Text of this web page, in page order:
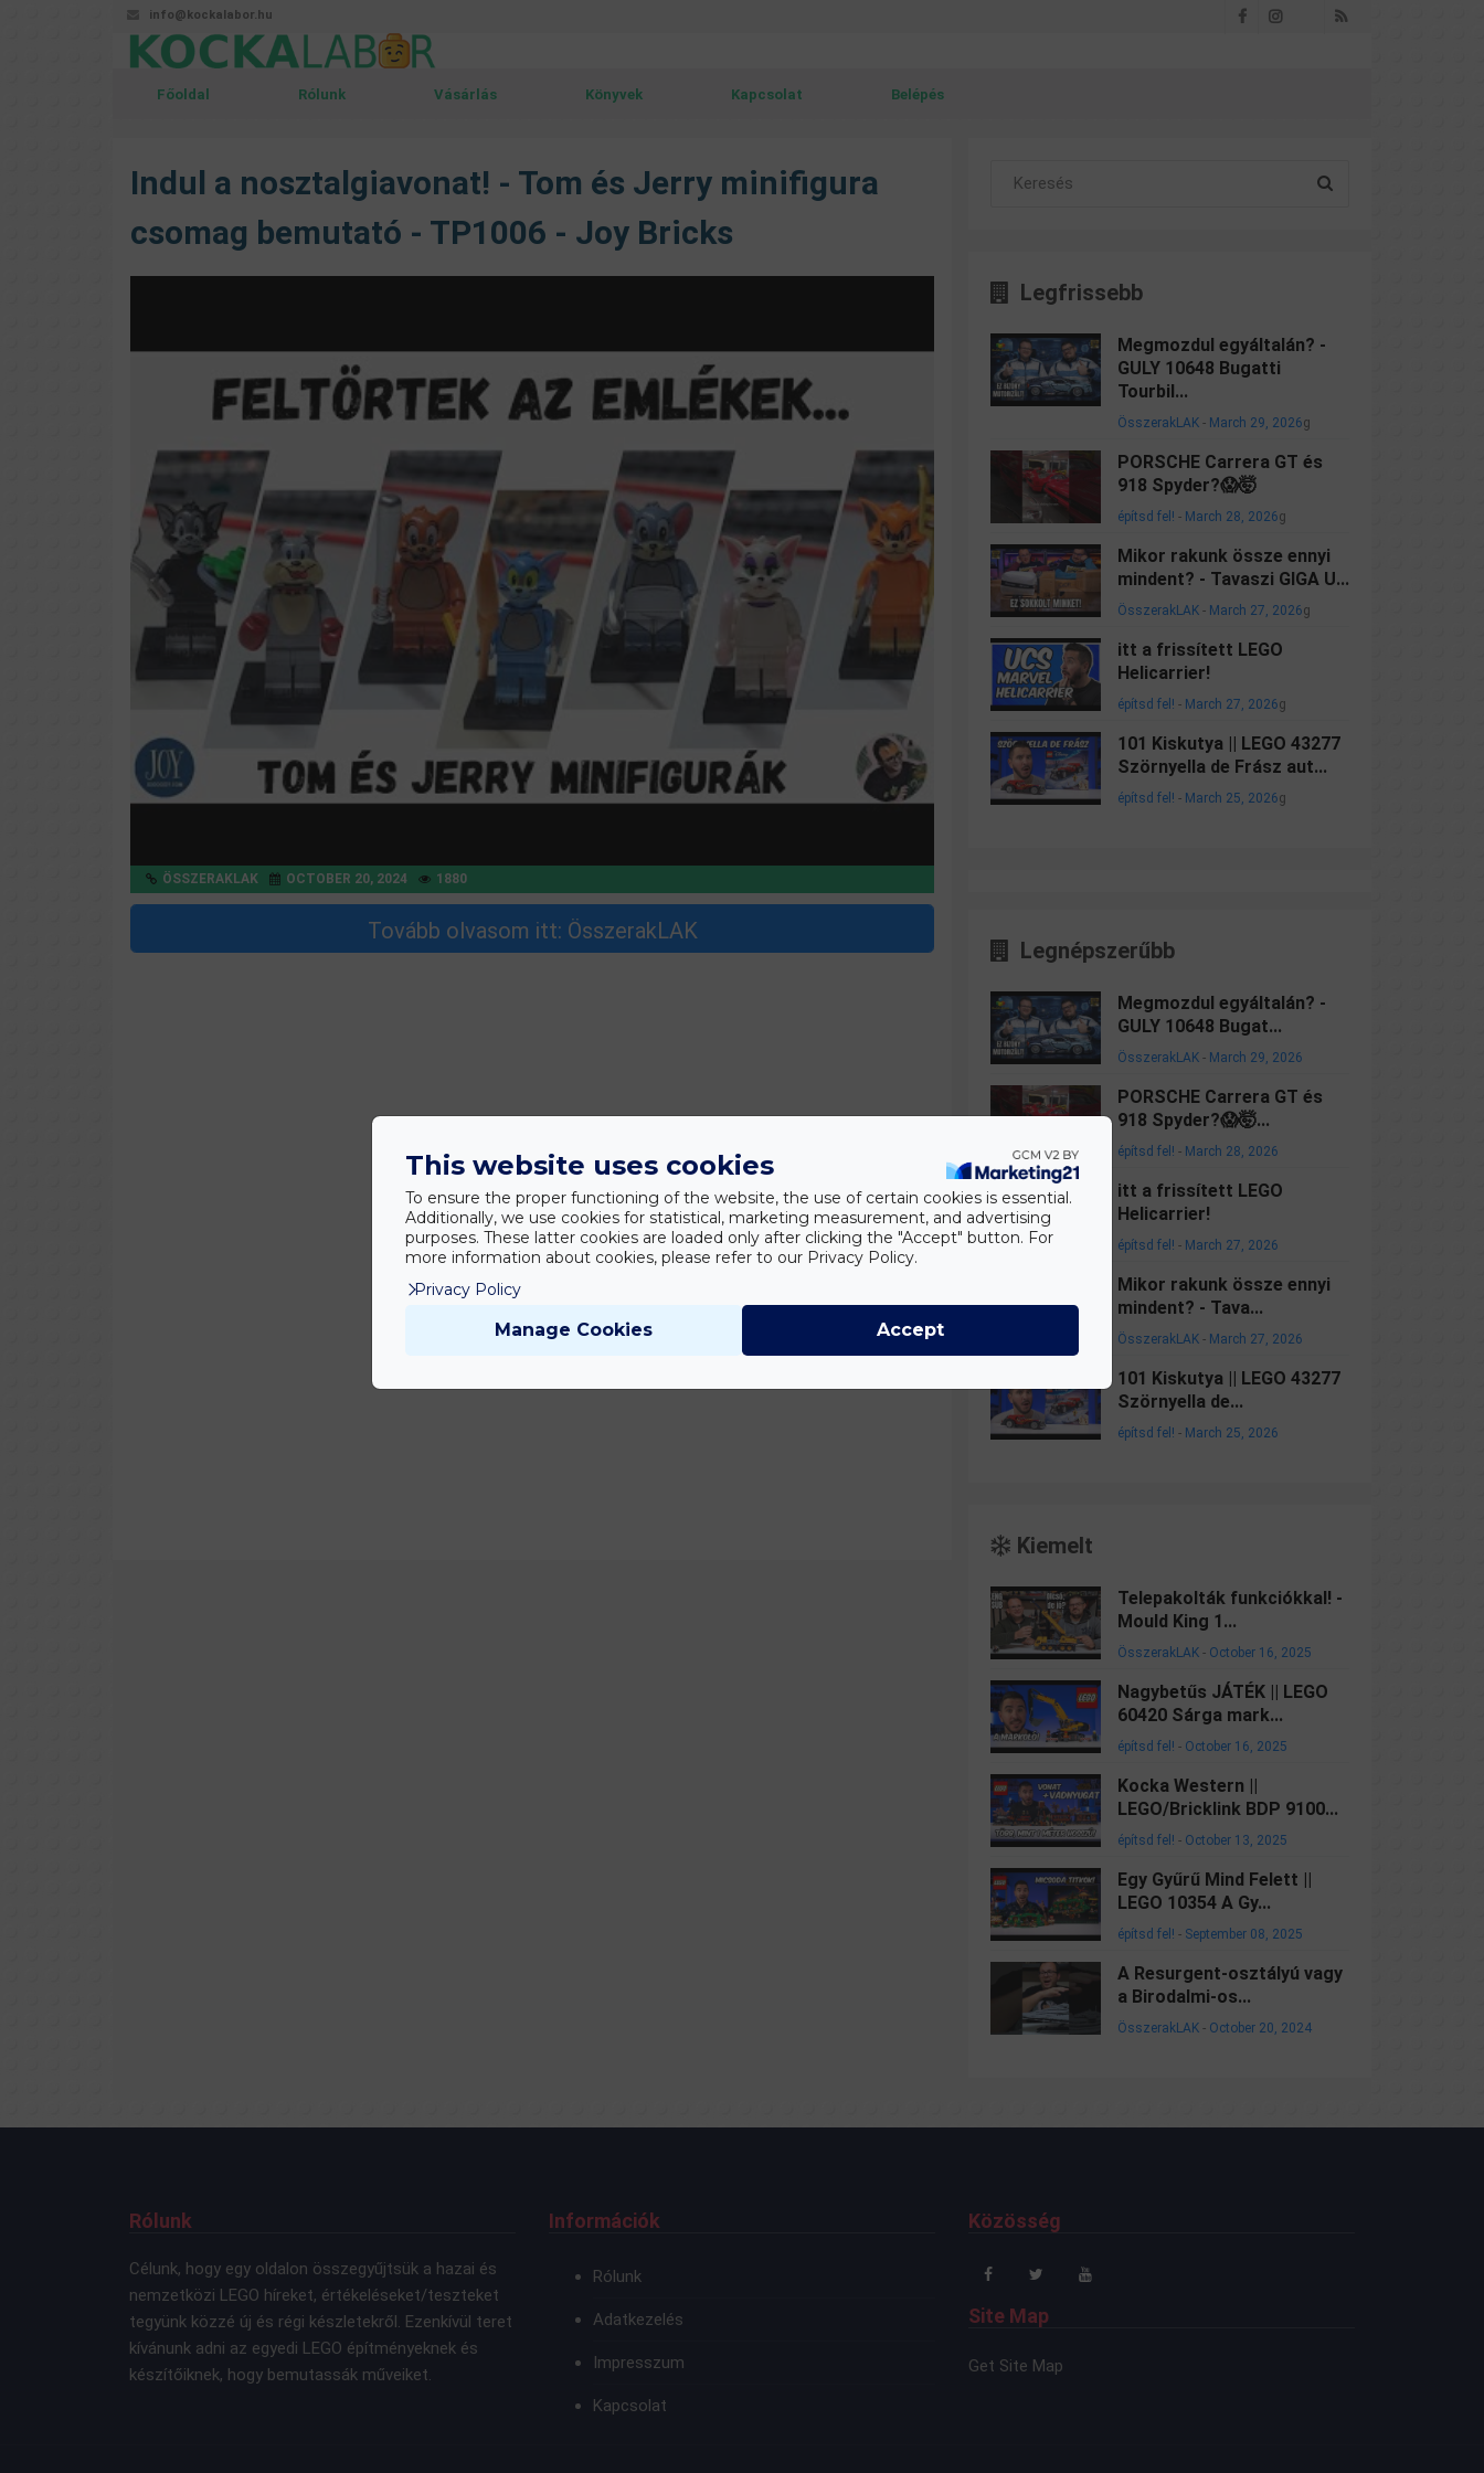
info@kockalabor.hu FacebookInstagramRSS
Főoldal Rólunk Vásárlás Könyvek Kapcsolat Belépés
Indul a nosztalgiavonat! - Tom és Jerry minifigura
csomag bemutató - TP1006 - Joy Bricks
ÖSSZERAKLAK OCTOBER 20, 2024 1880
Tovább olvasom itt: ÖsszerakLAK
Legfrissebb
Megmozdul egyáltalán? -
GULY 10648 Bugatti
Tourbil...
ÖsszerakLAK - March 29, 2026g
PORSCHE Carrera GT és
918 Spyder?😱🤯
építsd fel! - March 28, 2026g
Mikor rakunk össze ennyi
mindent? - Tavaszi GIGA U...
ÖsszerakLAK - March 27, 2026g
itt a frissített LEGO
Helicarrier!
építsd fel! - March 27, 2026g
101 Kiskutya || LEGO 43277
Szörnyella de Frász aut...
építsd fel! - March 25, 2026g
Legnépszerűbb
Megmozdul egyáltalán? -
GULY 10648 Bugat...
ÖsszerakLAK - March 29, 2026
PORSCHE Carrera GT és
918 Spyder?😱🤯...
építsd fel! - March 28, 2026
itt a frissített LEGO
Helicarrier!
építsd fel! - March 27, 2026
Mikor rakunk össze ennyi
mindent? - Tava...
ÖsszerakLAK - March 27, 2026
101 Kiskutya || LEGO 43277
Szörnyella de...
építsd fel! - March 25, 2026
Kiemelt
Telepakolták funkciókkal! -
Mould King 1...
ÖsszerakLAK - October 16, 2025
Nagybetűs JÁTÉK || LEGO
60420 Sárga mark...
építsd fel! - October 16, 2025
Kocka Western ||
LEGO/Bricklink BDP 9100...
építsd fel! - October 13, 2025
Egy Gyűrű Mind Felett ||
LEGO 10354 A Gy...
építsd fel! - September 08, 2025
A Resurgent-osztályú vagy
a Birodalmi-os...
ÖsszerakLAK - October 20, 2024
Rólunk
Célunk, hogy egy oldalon összegyűjtsük a hazai és
nemzetközi LEGO híreket, értékeléseket/teszteket
tegyünk közzé új és régi készletekről. Ezenkívül teret
kívánunk adni az egyedi LEGO építményeknek és
készítőiknek, hogy bemutassák műveiket.
Információk
Rólunk
Adatkezelés
Impresszum
Kapcsolat
Közösség
Site Map
Get Site Map
This website uses cookies
To ensure the proper functioning of the website, the use of certain cookies is essential.
Additionally, we use cookies for statistical, marketing measurement, and advertising
purposes. These latter cookies are loaded only after clicking the "Accept" button. For
more information about cookies, please refer to our Privacy Policy.
Privacy Policy
Manage Cookies Accept